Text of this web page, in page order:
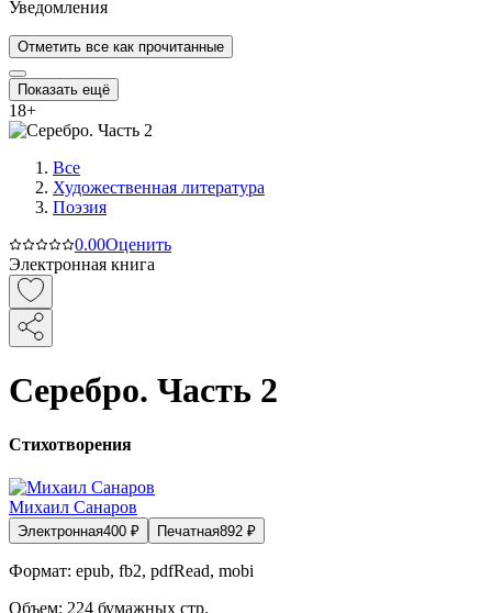
Уведомления
Отметить все как прочитанные
Показать ещё
18+
Все
Художественная литература
Поэзия
0.00Оценить
Электронная книга
Серебро. Часть 2
Стихотворения
Михаил Санаров
Электронная400 ₽ Печатная892 ₽
Формат: epub, fb2, pdfRead, mobi
Объем: 224 бумажных стр.